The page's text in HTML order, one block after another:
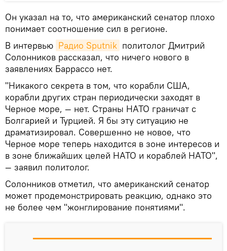
Он указал на то, что американский сенатор плохо
понимает соотношение сил в регионе.
В интервью Радио Sputnik политолог Дмитрий
Солонников рассказал, что ничего нового в
заявлениях Баррассо нет.
"Никакого секрета в том, что корабли США,
корабли других стран периодически заходят в
Черное море, — нет. Страны НАТО граничат с
Болгарией и Турцией. Я бы эту ситуацию не
драматизировал. Совершенно не новое, что
Черное море теперь находится в зоне интересов и
в зоне ближайших целей НАТО и кораблей НАТО",
— заявил политолог.
Солонников отметил, что американский сенатор
может продемонстрировать реакцию, однако это
не более чем "жонглирование понятиями".